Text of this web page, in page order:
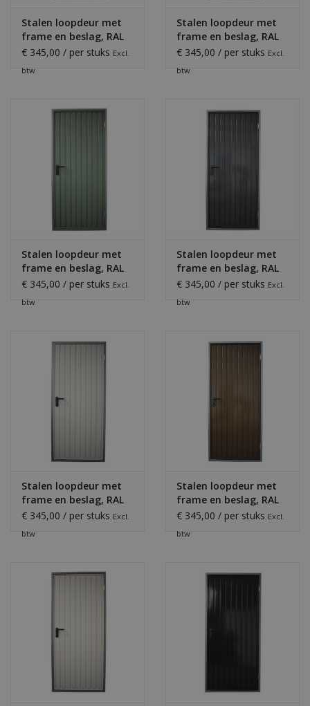
Stalen loopdeur met
frame en beslag, RAL
5010
€ 345,00 / per stuks Excl.
btw
Stalen loopdeur met
frame en beslag, RAL
6009
€ 345,00 / per stuks Excl.
btw
Stalen loopdeur met
frame en beslag, RAL
6011
€ 345,00 / per stuks Excl.
btw
Stalen loopdeur met
frame en beslag, RAL
7016
€ 345,00 / per stuks Excl.
btw
Stalen loopdeur met
frame en beslag, RAL
7035
€ 345,00 / per stuks Excl.
btw
Stalen loopdeur met
frame en beslag, RAL
8014
€ 345,00 / per stuks Excl.
btw